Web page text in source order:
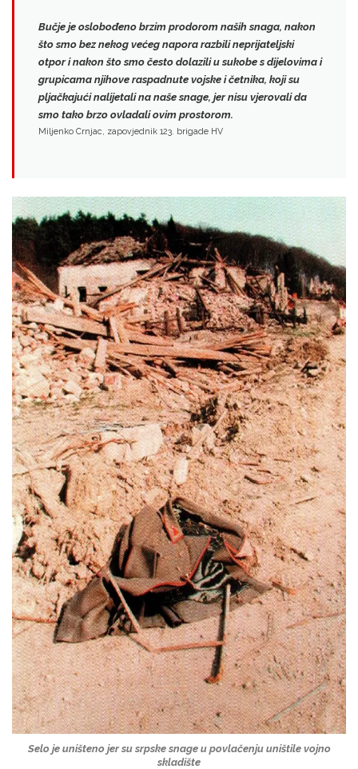
Bučje je oslobođeno brzim prodorom naših snaga, nakon
što smo bez nekog većeg napora razbili neprijateljski
otpor i nakon što smo često dolazili u sukobe s dijelovima i
grupicama njihove raspadnute vojske i četnika, koji su
pljačkajući nalijetali na naše snage, jernisu vjerovali da
smo tako brzo ovladali ovim prostorom.
Miljenko Crnjac, zapovjednik 123. brigade HV
Selo je uništeno jer su srpske snage u povlačenju uništile vojno
skladište